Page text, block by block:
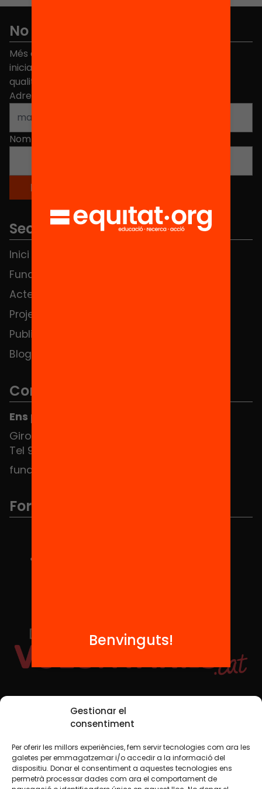
Gestionar el
consentiment
Per oferir les millors experiències, fem servir tecnologies com ara les
galetes per emmagatzemar i/o accedir a la informació del
dispositiu. Donar el consentiment a aquestes tecnologies ens
permetrà processar dades com ara el comportament de
No et perdis res
Més de 40.000 persones ja han triat Equitat. Rep
iniciatives, propostes i projectes per millorar la
qualitat de l'educació a Catalunya.
Adreça electrònica
Nom
Seccions
Inici
Fundació
Actes
Projectes
Publicacions i vídeos
Blog
Contacte
Ens pots trobar al Hub Social
Girona 34, interior 08010 Barcelona
Tel 934 588 700
fundacio@equitat.org
Formem part de...
Xarxes Socials
TWT YTB IG FB IN
Benvinguts!